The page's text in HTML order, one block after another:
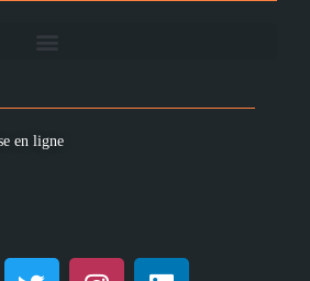
en ligne
T I L